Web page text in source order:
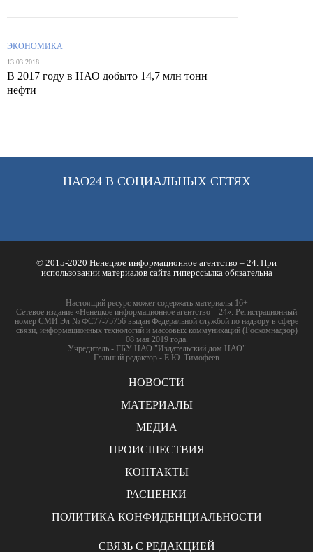
ЭКОНОМИКА
13.03.2018
В 2017 году в НАО добыто 14,7 млн тонн
нефти
НАО24 В СОЦИАЛЬНЫХ СЕТЯХ
© 2015-2020 Ненецкое информационное агентство – 24. При
использовании материалов сайта гиперссылка обязательна
Настоящий ресурс может содержать материалы 16+
Сетевое издание «Ненецкое информационное агентство – 24». Регистрационный
номер СМИ Эл № ФС77-75756 выдан Федеральной службой по надзору в сфере
связи, информационных технологий и массовых коммуникаций (Роскомнадзор)
08 мая 2019 года.
Учредитель - ГБУ НАО "Издательский дом НАО"
Главный редактор - Е.Ю. Тимофеев
НОВОСТИ
МАТЕРИАЛЫ
МЕДИА
ПРОИСШЕСТВИЯ
КОНТАКТЫ
РАСЦЕНКИ
ПОЛИТИКА КОНФИДЕНЦИАЛЬНОСТИ
СВЯЗЬ С РЕДАКЦИЕЙ